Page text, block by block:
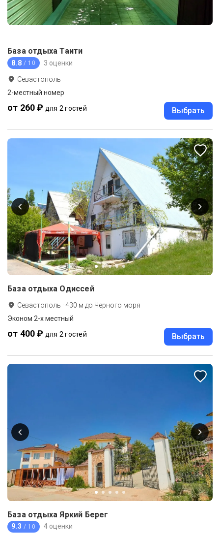
База отдыха Таити
8.8 / 10 3 оценки
Севастополь
2-местный номер
от 260 ₽ для 2 гостей Выбрать
База отдыха Одиссей
Севастополь ·430 м до Черного моря
Эконом 2-х местный
от 400 ₽ для 2 гостей Выбрать
База отдыха Яркий Берег
9.3 / 10 4 оценки